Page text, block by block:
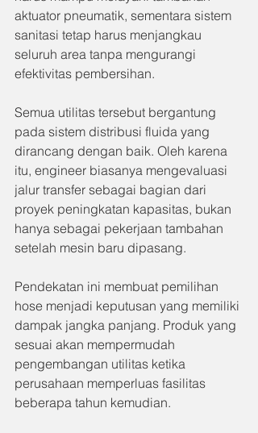
aktuator pneumatik, sementara sistem
sanitasi tetap harus menjangkau
seluruh area tanpa mengurangi
efektivitas pembersihan.
Semua utilitas tersebut bergantung
pada sistem distribusi fluida yang
dirancang dengan baik. Oleh karena
itu, engineer biasanya mengevaluasi
jalur transfer sebagai bagian dari
proyek peningkatan kapasitas, bukan
hanya sebagai pekerjaan tambahan
setelah mesin baru dipasang.
Pendekatan ini membuat pemilihan
hose menjadi keputusan yang memiliki
dampak jangka panjang. Produk yang
sesuai akan mempermudah
pengembangan utilitas ketika
perusahaan memperluas fasilitas
beberapa tahun kemudian.